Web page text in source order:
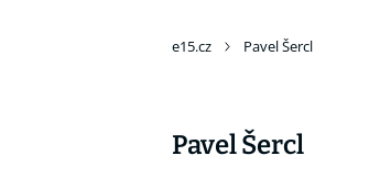
e15.cz Pavel Šercl
Pavel Šercl